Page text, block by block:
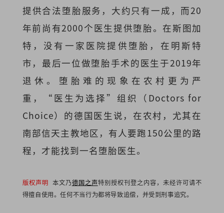
提供合法堕胎服务，大约只有一成，而20
年前尚有2000个医生提供堕胎。在斯图加
特，没有一家医院提供堕胎，在明斯特
市，最后一位做堕胎手术的医生于2019年
退休。堕胎难的现象在农村更为严
重，“医生为选择”组织（Doctors for
Choice）的德国医生说，在农村，尤其在
南部信天主教地区，有人要跑150公里的路
程，才能找到一名堕胎医生。
版权声明 本文乃德国之声特别授权刊登之内容，未经许可请不
得擅自使用。任何不当行为都将导致追偿，并受到刑事追究。